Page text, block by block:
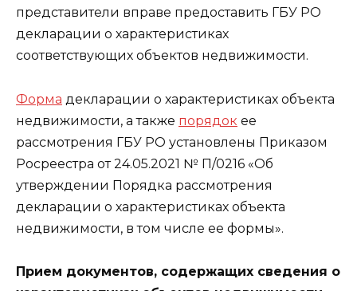
представители вправе предоставить ГБУ РО
декларации о характеристиках
соответствующих объектов недвижимости.
Форма декларации о характеристиках объекта
недвижимости, а также порядок ее
рассмотрения ГБУ РО установлены Приказом
Росреестра от 24.05.2021 № П/0216 «Об
утверждении Порядка рассмотрения
декларации о характеристиках объекта
недвижимости, в том числе ее формы».
Прием документов, содержащих сведения о